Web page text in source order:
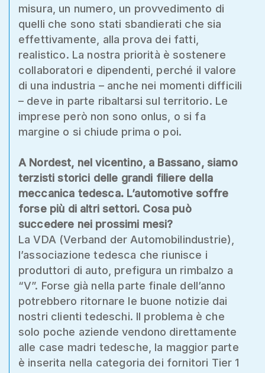
misura, un numero, un provvedimento di
quelli che sono stati sbandierati che sia
effettivamente, alla prova dei fatti,
realistico. La nostra priorità è sostenere
collaboratori e dipendenti, perché il valore
di una industria – anche nei momenti difficili
– deve in parte ribaltarsi sul territorio. Le
imprese però non sono onlus, o si fa
margine o si chiude prima o poi.
A Nordest, nel vicentino, a Bassano, siamo
terzisti storici delle grandi filiere della
meccanica tedesca. L’automotive soffre
forse più di altri settori. Cosa può
succedere nei prossimi mesi?
La VDA (Verband der Automobilindustrie),
l’associazione tedesca che riunisce i
produttori di auto, prefigura un rimbalzo a
“V”. Forse già nella parte finale dell’anno
potrebbero ritornare le buone notizie dai
nostri clienti tedeschi. Il problema è che
solo poche aziende vendono direttamente
alle case madri tedesche, la maggior parte
è inserita nella categoria dei fornitori Tier 1